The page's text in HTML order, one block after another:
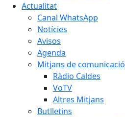
Actualitat
Canal WhatsApp
Notícies
Avisos
Agenda
Mitjans de comunicació
Ràdio Caldes
VoTV
Altres Mitjans
Butlletins